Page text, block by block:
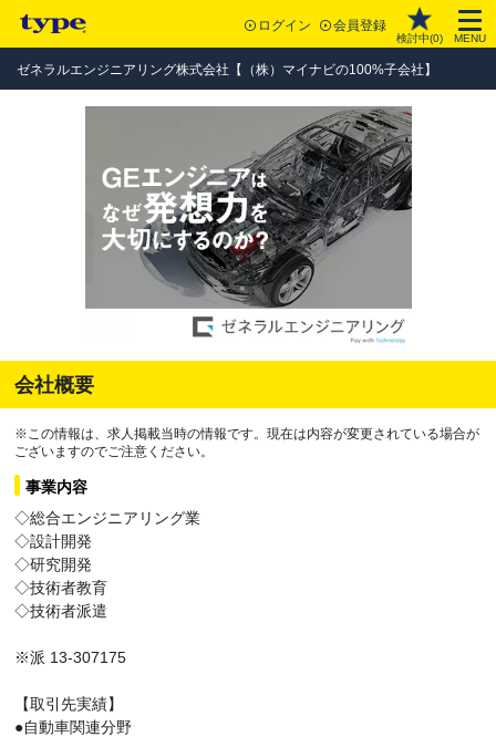
ログイン 会員登録
検討中(0) MENU
ゼネラルエンジニアリング株式会社【（株）マイナビの100%子会社】
会社概要
※この情報は、求人掲載当時の情報です。現在は内容が変更されている場合が
ございますのでご注意ください。
事業内容
◇総合エンジニアリング業
◇設計開発
◇研究開発
◇技術者教育
◇技術者派遣
※派 13-307175
【取引先実績】
●自動車関連分野